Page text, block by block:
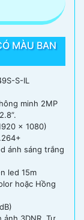
MÀU BAN
S-IL
minh 2MP
× 1080)
ánh sáng trắng
led 15m
hoặc Hồng